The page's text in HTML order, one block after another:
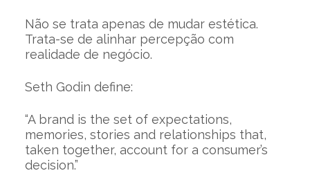
Não se trata apenas de mudar estética.
Trata-se de alinhar percepção com
realidade de negócio.
Seth Godin define:
“A brand is the set of expectations,
memories, stories and relationships that,
taken together, account for a consumer’s
decision.”